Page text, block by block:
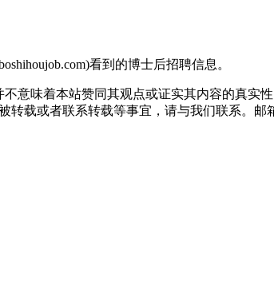
看到的博士后招聘信息。
意味着本站赞同其观点或证实其内容的真实
载或者联系转载等事宜，请与我们联系。邮箱